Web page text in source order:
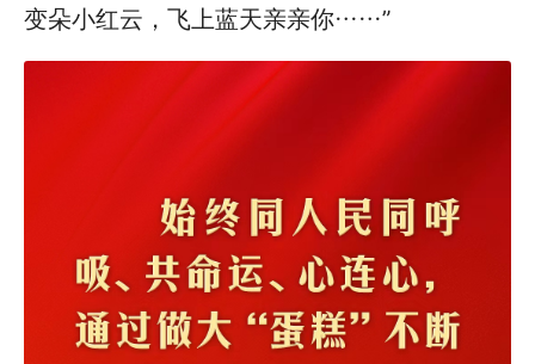
变朵小红云，飞上蓝天亲亲你……”